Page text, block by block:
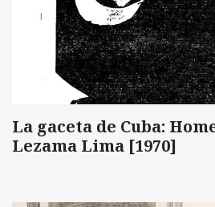
La gaceta de Cuba:
Lezama Lima [1970]